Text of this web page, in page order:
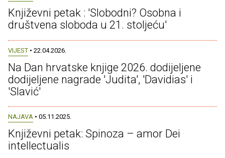
Književni petak : 'Slobodni? Osobna i
društvena sloboda u 21. stoljeću'
VIJEST • 22.04.2026.
Na Dan hrvatske knjige 2026. dodijeljene
dodijeljene nagrade 'Judita', 'Davidias' i
'Slavić'
NAJAVA • 05.11.2025.
Književni petak: Spinoza – amor Dei
intellectualis